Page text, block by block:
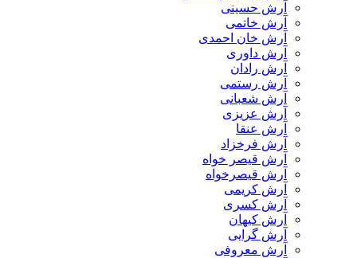
آرش حسینی
آرش خاتمی
آرش خان احمدی
آرش داوری
آرش رادان
آرش رستمى
آرش شعبانی
آرش عزیزی
آرش عنقا
آرش فرخزاد
آرش قیصر خواه
آرش قیصرخواه
آرش کریمی
آرش کسری
آرش کیهان
آرش گرایی
آرش معروفی